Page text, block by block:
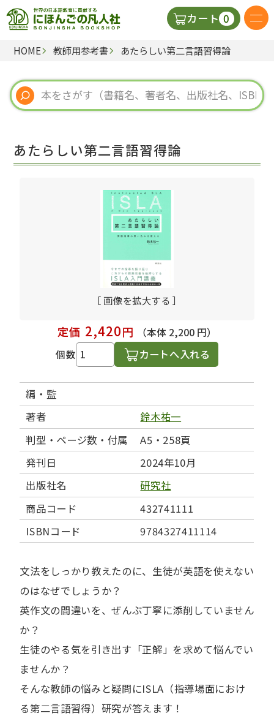
カート 0
日本語の教科書
視聴覚・補助教材
教師用参考書
HOME 教師用参考書 あたらしい第二言語習得論
あたらしい第二言語習得論
［ 画像を拡大する ］
定価 2,420円
（本体 2,200 円）
個数
カートへ入れる
編・監
著者
鈴木祐一
判型・ページ数・付属
A5・258頁
発刊日
2024年10月
出版社名
研究社
商品コード
432741111
ISBNコード
9784327411114
文法をしっかり教えたのに、生徒が英語を使えない
のはなぜでしょうか？
英作文の間違いを、ぜんぶ丁寧に添削していません
か？
生徒のやる気を引き出す「正解」を求めて悩んでい
ませんか？
そんな教師の悩みと疑問にISLA（指導場面におけ
る第二言語習得）研究が答えます！